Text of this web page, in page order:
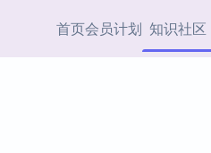
首页会员计划 知识社区